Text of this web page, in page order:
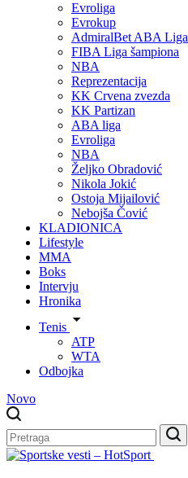
Evroliga
Evrokup
AdmiralBet ABA Liga
FIBA Liga šampiona
NBA
Reprezentacija
KK Crvena zvezda
KK Partizan
ABA liga
Evroliga
NBA
Željko Obradović
Nikola Jokić
Ostoja Mijailović
Nebojša Čović
KLADIONICA
Lifestyle
MMA
Boks
Intervju
Hronika
Tenis
ATP
WTA
Odbojka
Novo